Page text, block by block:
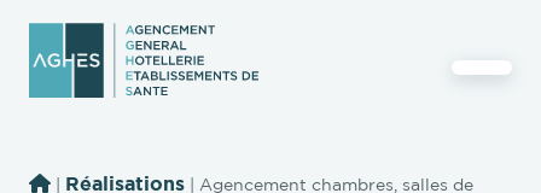
Réalisations
Agencement chambres, salles de